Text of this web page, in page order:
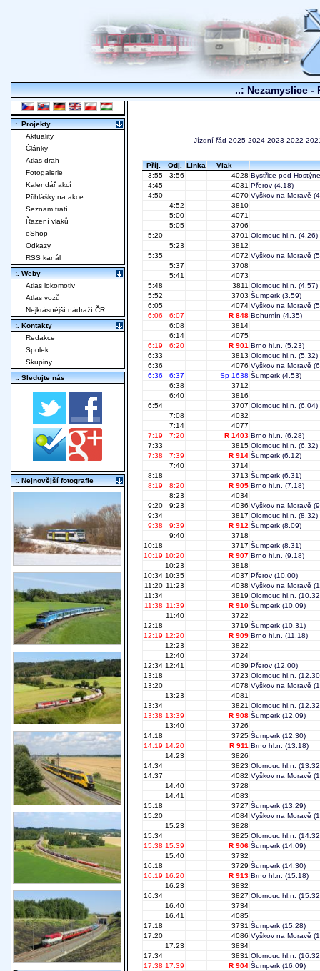
..: Nezamyslice -
Jízdní řád 2025 2024 2023 2022
Příj. Odj. Linka
Vlak
3:55
3:56 4028 Bystřice pod
4:45
4031 Přerov (4.18)
4:50
4070 Vyškov na Moravě
4:52
3810
5:00
4071
5:05
3706
5:20
3701 Olomouc hl.n. (4.26)
5:23
3812
5:35
4072 Vyškov na Moravě
5:37
3708
5:41
4073
5:48
3811 Olomouc hl.n. (4.57)
5:52
3703 Šumperk (3.59)
6:05
4074 Vyškov na Moravě
6:06
6:07 R 848 Bohumín (4.35)
6:08
3814
6:14
4075
6:19
6:20 R 901 Brno hl.n. (5.23)
6:33
3813 Olomouc hl.n. (5.32)
6:36
4076 Vyškov na Moravě
6:36
6:37 Sp 1638 Šumperk (4.53)
6:38
3712
6:40
3816
6:54
3707 Olomouc hl.n. (6.04)
7:08
4032
7:14
4077
7:19
7:20 R 1403 Brno hl.n. (6.28)
7:33
3815 Olomouc hl.n. (6.32)
7:38
7:39 R 914 Šumperk (6.12)
7:40
3714
8:18
3713 Šumperk (6.31)
8:19
8:20 R 905 Brno hl.n. (7.18)
8:23
4034
9:20
9:23 4036 Vyškov na Moravě
9:34
3817 Olomouc hl.n. (8.32)
9:38
9:39 R 912 Šumperk (8.09)
9:40
3718
10:18
3717 Šumperk (8.31)
10:19 10:20 R 907 Brno hl.n. (9.18)
10:23
3818
10:34 10:35 4037 Přerov (10.00)
11:20 11:23 4038 Vyškov na Moravě
11:34
3819 Olomouc hl.n.
11:38 11:39 R 910 Šumperk (10.09)
11:40
3722
12:18
3719 Šumperk (10.31)
12:19 12:20 R 909 Brno hl.n. (11.18)
12:23
3822
12:40
3724
12:34 12:41 4039 Přerov (12.00)
13:18
3723 Olomouc hl.n.
13:20
4078 Vyškov na Moravě
13:23
4081
13:34
3821 Olomouc hl.n.
13:38 13:39 R 908 Šumperk (12.09)
13:40
3726
14:18
3725 Šumperk (12.30)
14:19 14:20 R 911 Brno hl.n. (13.18)
14:23
3826
14:34
3823 Olomouc hl.n.
14:37
4082 Vyškov na Moravě
14:40
3728
14:41
4083
15:18
3727 Šumperk (13.29)
15:20
4084 Vyškov na Moravě
15:23
3828
15:34
3825 Olomouc hl.n.
15:38 15:39 R 906 Šumperk (14.09)
15:40
3732
16:18
3729 Šumperk (14.30)
16:19 16:20 R 913 Brno hl.n. (15.18)
16:23
3832
16:34
3827 Olomouc hl.n.
16:40
3734
16:41
4085
17:18
3731 Šumperk (15.28)
17:20
4086 Vyškov na Moravě
17:23
3834
17:34
3831 Olomouc hl.n.
17:38 17:39 R 904 Šumperk (16.09)
:. Projekty
Aktuality
Články
Atlas drah
Fotogalerie
Kalendář akcí
Přihlášky na akce
Seznam tratí
Řazení vlaků
eShop
Odkazy
RSS kanál
:. Weby
Atlas lokomotiv
Atlas vozů
Nejkrásnější nádraží ČR
:. Kontakty
Redakce
Spolek
Skupiny
:. Sledujte nás
:. Nejnovější fotografie